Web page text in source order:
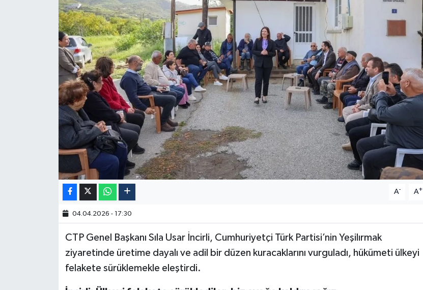
A- A+
04.04.2026 - 17:30
CTP Genel Başkanı Sıla Usar İncirli, Cumhuriyetçi Türk Partisi’nin Yeşilırmak
ziyaretinde üretime dayalı ve adil bir düzen kuracaklarını vurguladı, hükümeti ülkeyi
felakete sürüklemekle eleştirdi.